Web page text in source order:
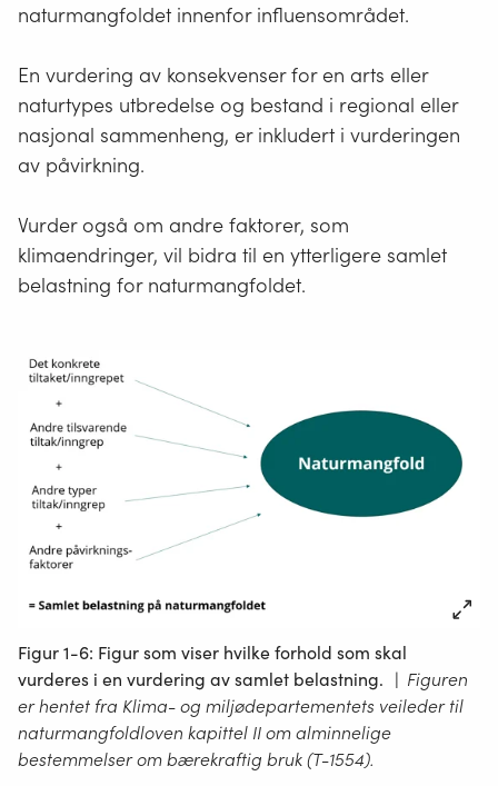
naturmangfoldet innenfor influensområdet.
En vurdering av konsekvenser for en arts eller
naturtypes utbredelse og bestand i regional eller
nasjonal sammenheng, er inkludert i vurderingen
av påvirkning.
Vurder også om andre faktorer, som
klimaendringer, vil bidra til en ytterligere samlet
belastning for naturmangfoldet.
Figur 1-6: Figur som viser hvilke forhold som skal
vurderes i en vurdering av samlet belastning. | Figuren
er hentet fra Klima- og miljødepartementets veileder til
naturmangfoldloven kapittel II om alminnelige
bestemmelser om bærekraftig bruk (T-1554).